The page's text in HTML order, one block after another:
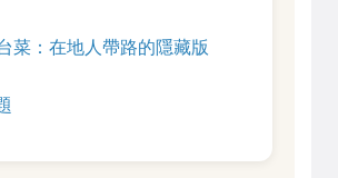
菜：在地人帶路的隱藏版